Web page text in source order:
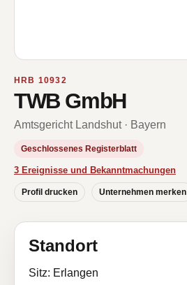
HRB 10932
TWB GmbH
Amtsgericht Landshut · Bayern
Geschlossenes Registerblatt
3 Ereignisse und Bekanntmachungen
Profil drucken Unternehmen merken
Standort
Sitz: Erlangen